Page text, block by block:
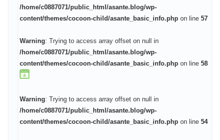
/home/c0887071/public_html/asante.blog/wp-
content/themes/cocoon-child/asante_basic_info.php on line 57
Warning: Trying to access array offset on null in
/home/c0887071/public_html/asante.blog/wp-
content/themes/cocoon-child/asante_basic_info.php on line 58
Warning: Trying to access array offset on null in
/home/c0887071/public_html/asante.blog/wp-
content/themes/cocoon-child/asante_basic_info.php on line 54